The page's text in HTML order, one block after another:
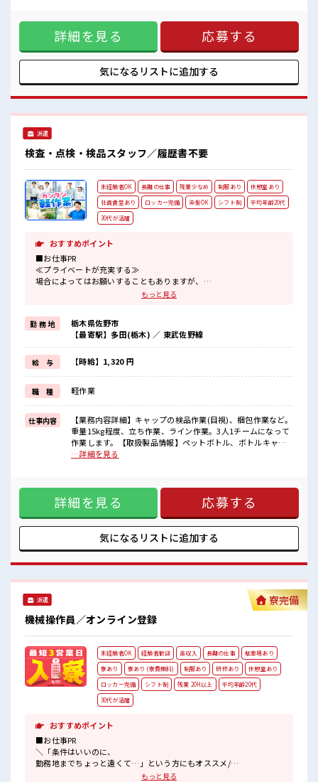
派手過ぎなければOKだから、
モチベーションもUP！
休憩室でホッと一息リフレッシュ！
残業はほとんどありません！
基本的に髪色自由で明るすぎたり奇抜でなければOKです！
(規定有)≪ラクラク制服アリ≫ 制服があるので、 毎日の服装
の悩み解消♪ ≪自分に向いている仕事が探せる≫ 困った事な
どがあれば、 担当がしっかりサポートします！ ■職場の雰囲
気 少人数でアットホームな雰囲気の職場！ 髪型・髪色自由♪
派手過ぎなければOKだから、 モチベーションもUP！ 休憩室
詳細を見る 応募する
気になるリストに追加する
派遣
検査・点検・検品スタッフ／履歴書不要
未経験者OK 長期の仕事 残業少なめ 制服あり
休憩室あり
社員食堂あり
ロッカー完備 染髪OK シフト制
平均年齢20代
30代が活躍
おすすめポイント
■お仕事PR
≪プライベートが充実する≫
場合によってはお願いすることもありますが、
基本的に髪色自由で明るすぎたり奇抜でなければOKです！
(規定有)≪ラクラク制服アリ≫
制服があるので、
毎日の服装の悩み解消♪
≪未経験でも活躍できる≫
新しいことにチャレンジするのは不安だけど、
しっかり働く環境が整っています！
イチからスキルUP・ステップUP目指していきましょう！
≪自分に合った期間で働ける≫
福利厚生が整った派遣のお仕事です！
■職場の雰囲気
髪型・髪色自由♪
≪20代の方が多数活躍中の職場≫
休憩室完備でランチや休憩も充実しそう♪
もっと見る
勤 務 地
栃木県佐野市
【最寄駅】多田(栃木) ／ 東武佐野線
給 与 【時給】1,320 円
職 種 軽作業
仕事内容
【業務内容詳細】キャップの検品作業(目視)、梱包作業など。
重量15kg程度、立ち作業、ライン作業。3人1チームになって
作業します。【取扱製品情報】ペットボトル、ボトルキャッ
プ ■お仕事PR ≪プライベートが充実する≫ 場合によってはお
す！ (規定有)≪ラクラク制服アリ≫ 制服があるので、 毎日の
服装の悩み解消♪ ≪未経験でも活躍できる≫ 新しいことにチ
ャレンジするのは不安だけど、 しっかり働く環境が整ってい
ます！ イチからスキルUP・ステップUP目指していきましょ
う！ ≪自分に合った期間で働ける≫ 福利厚生が整った派遣の
お仕事です！ ■職場の雰囲気 髪型・髪色自由♪ 派手過ぎなけ
躍中の職場≫ 休憩室完備でランチや休憩も充実しそう♪
…詳細を見る
詳細を見る 応募する
気になるリストに追加する
派遣
機械操作員／オンライン登録
寮完備
未経験者OK 経験者歓迎 高収入 長期の仕事
駐車場あり
寮あり
寮あり (寮費無料) 制服あり 研修あり
休憩室あり
ロッカー完備
シフト制 残業 20H以上
平均年齢20代
30代が活躍
おすすめポイント
■お仕事PR
＼「条件はいいのに、
勤務地までちょっと遠くて…」という方にもオススメ/
カイテキな家電付きワンルーム寮をご用意♪
もっと見る